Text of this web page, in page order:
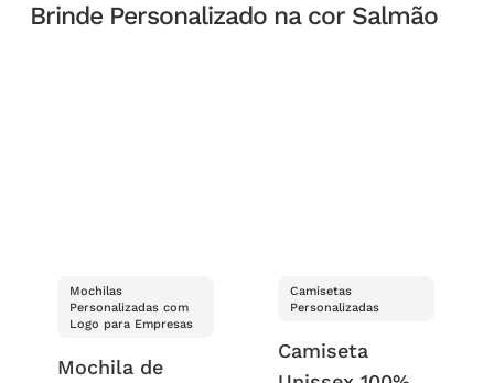
Brinde Personalizado na cor Salmão
Mochilas
Personalizadas com
Logo para Empresas
Mochila de
Camisetas
Personalizadas
Camiseta